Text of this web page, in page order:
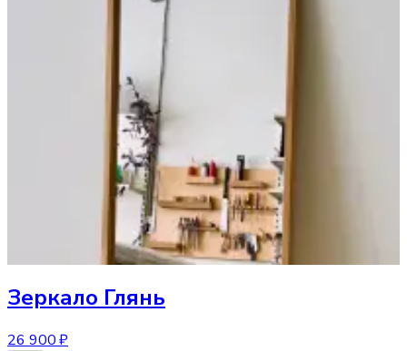
Зеркало Глянь
26 900 ₽